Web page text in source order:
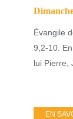
Évangile
9,2-10.
lui Pierre,
EN